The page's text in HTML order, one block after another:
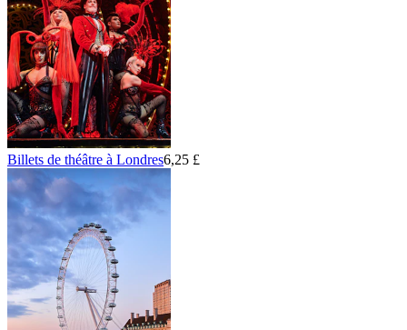
Billets de théâtre à Londres6,25 £